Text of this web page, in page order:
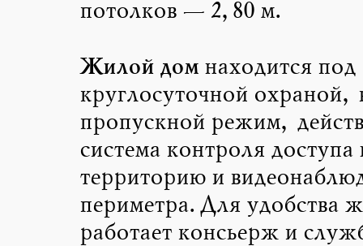
потолков — 2,80 м.
Жилой дом находится под
круглосуточной охраной,
пропускной режим,
система контроля доступа
территорию и
периметра. Для удобства
работает консьерж и